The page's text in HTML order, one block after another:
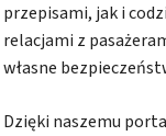
przepisami, jak i
relacjami z
własne
Dzięki naszemu